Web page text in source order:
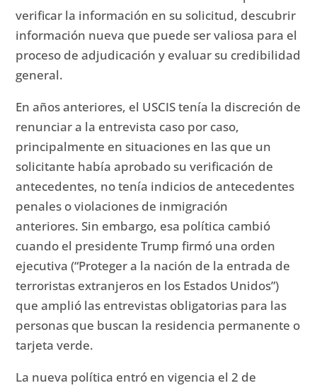
verificar la información en su solicitud, descubrir
información nueva que puede ser valiosa para el
proceso de adjudicación y evaluar su credibilidad
general.
En años anteriores, el USCIS tenía la discreción de
renunciar a la entrevista caso por caso,
principalmente en situaciones en las que un
solicitante había aprobado su verificación de
antecedentes, no tenía indicios de antecedentes
penales o violaciones de inmigración
anteriores. Sin embargo, esa política cambió
cuando el presidente Trump firmó una orden
ejecutiva (“Proteger a la nación de la entrada de
terroristas extranjeros en los Estados Unidos”)
que amplió las entrevistas obligatorias para las
personas que buscan la residencia permanente o
tarjeta verde.
La nueva política entró en vigencia el 2 de